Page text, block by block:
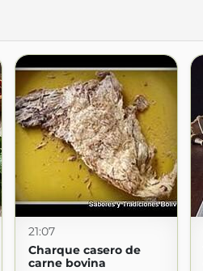
21:07
Charque casero de
carne bovina